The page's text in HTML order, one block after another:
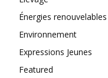
Énergies renouvelables
Environnement
Expressions Jeunes
Featured